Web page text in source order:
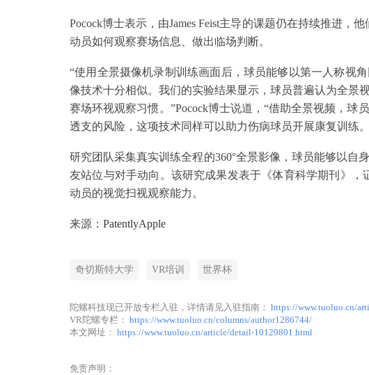
Pocock博士表示，由James Feist主导的课题仍在持续推进，
动员如何观察赛场信息、做出临场判断。
“使用全景摄像机录制训练画面后，球员能够以第一人称视
像技术十分相似。我们的实验结果显示，球员普遍认为全景
赛场环视观察习惯。”Pocock博士说道，“借助全景视频，球
透支的风险，这项技术同样可以助力伤病球员开展康复训练
研究团队采集真实训练全程的360°全景影像，球员能够以自
友站位与对手动向。该研究成果发表于《体育科学期刊》
动员的视觉扫视观察能力。
来源： PatentlyApple
奇切斯特大学 VR培训 世界杯
陀螺科技现已开放专栏入驻，详情请见入驻指南： https://www.tuoluo.cn/
VR陀螺专栏： https://www.tuoluo.cn/columns/author1286744/
本文网址： https://www.tuoluo.cn/article/detail-10129801.html
免责声明：